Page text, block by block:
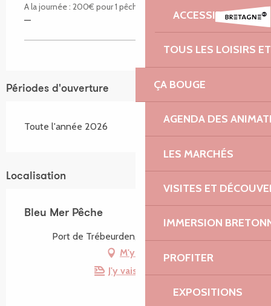
ACCESSIBILITÉ :
TOUS LES LOISIRS
ÇA BOUGE
AGENDA DES
LES MARCHÉS
VISITES ET
IMMERSION
PROFITER
EXPOSITIONS
A la journée : 200€ pour 1 pêcheur / 300€ pour 2 pêcheurs
—
Périodes d'ouverture
Toute l'année 2026
Localisation
Bleu Mer Pêche
Port de Trébeurden, 22560 Trébeurden
M'y rendre
J'y vais en train !